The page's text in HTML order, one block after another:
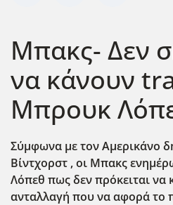
Mπακς- Δεν
να κάνουν
Μπρουκ
Σύμφωνα με τον Αμερικάνο
Βίντχορστ , οι Μπακς
Λόπεθ πως δεν πρόκειται να
ανταλλαγή που να αφορά το